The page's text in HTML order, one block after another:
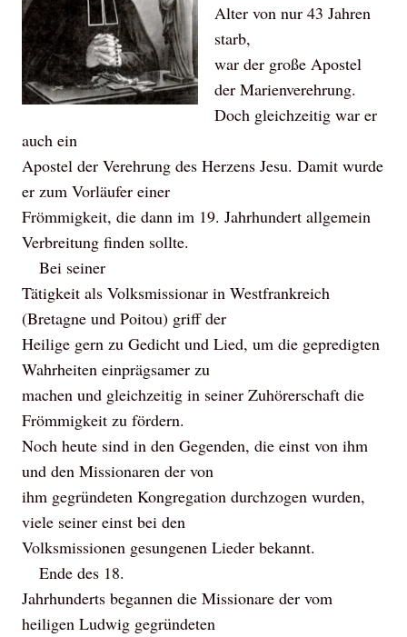
Alter von nur 43 Jahren
starb,
war der große Apostel
der Marienverehrung.
Doch gleichzeitig war er
auch ein
Apostel der Verehrung des Herzens Jesu. Damit wurde
er zum Vorläufer einer
Frömmigkeit, die dann im 19. Jahrhundert allgemein
Verbreitung finden sollte.
Bei seiner
Tätigkeit als Volksmissionar in Westfrankreich
(Bretagne und Poitou) griff der
Heilige gern zu Gedicht und Lied, um die gepredigten
Wahrheiten einprägsamer zu
machen und gleichzeitig in seiner Zuhörerschaft die
Frömmigkeit zu fördern.
Noch heute sind in den Gegenden, die einst von ihm
und den Missionaren der von
ihm gegründeten Kongregation durchzogen wurden,
viele seiner einst bei den
Volksmissionen gesungenen Lieder bekannt.
Ende des 18.
Jahrhunderts begannen die Missionare der vom
heiligen Ludwig gegründeten